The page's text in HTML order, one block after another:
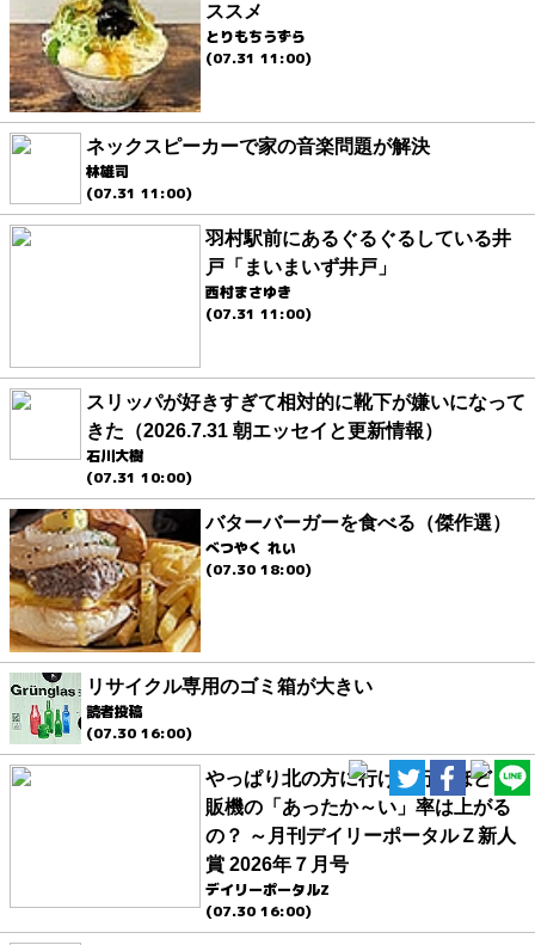
ススメ
とりもちうずら
(07.31 11:00)
ネックスピーカーで家の音楽問題が解決
林雄司
(07.31 11:00)
羽村駅前にあるぐるぐるしている井
戸「まいまいず井戸」
西村まさゆき
(07.31 11:00)
スリッパが好きすぎて相対的に靴下が嫌いになって
きた（2026.7.31 朝エッセイと更新情報）
石川大樹
(07.31 10:00)
バターバーガーを食べる（傑作選）
べつやく れい
(07.30 18:00)
リサイクル専用のゴミ箱が大きい
読者投稿
(07.30 16:00)
やっぱり北の方に行けば行くほど自
販機の「あったか～い」率は上がる
の？ ～月刊デイリーポータルＺ新人
賞 2026年７月号
デイリーポータルZ
(07.30 16:00)